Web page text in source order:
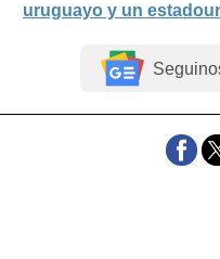
uruguayo y un